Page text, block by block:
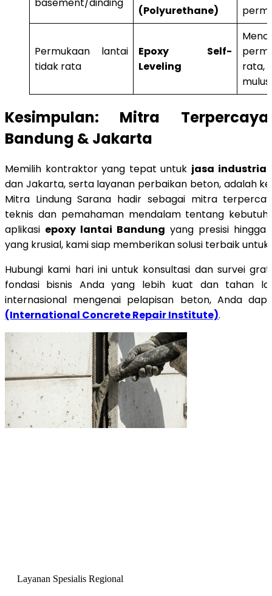
basement/dinding
(Polyurethane)
Permukaan lantai
tidak rata
Epoxy Self-
Leveling
mulus.
Kesimpulan: Mitra
Bandung & Jakarta
Memilih kontraktor yang tepat untuk jasa
dan Jakarta, serta layanan perbaikan beton, adalah
Mitra Lindung Sarana hadir sebagai mitra
teknis dan pemahaman mendalam tentang
aplikasi epoxy lantai Bandung yang presisi hingga
yang krusial, kami siap memberikan solusi terbaik untuk
Hubungi kami hari ini untuk konsultasi dan survei
fondasi bisnis Anda yang lebih kuat dan tahan
internasional mengenai pelapisan beton, Anda
(International Concrete Repair Institute).
Layanan Spesialis Regional